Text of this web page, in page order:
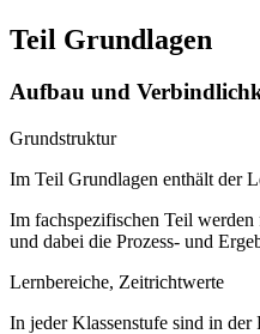
Teil Grundlagen
Aufbau und
Grundstruktur
Im Teil Grundlagen enthält der
Im fachspezifischen Teil werden
und dabei die Prozess- und
Lernbereiche, Zeitrichtwerte
In jeder Klassenstufe sind in